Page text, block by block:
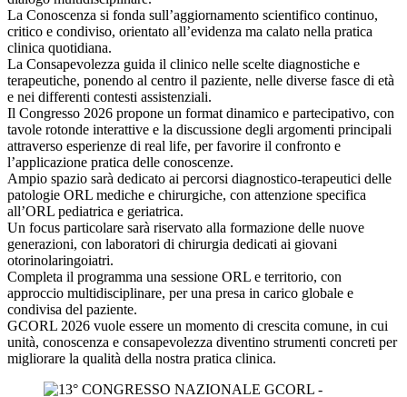
La Conoscenza si fonda sull’aggiornamento scientifico continuo,
critico e condiviso, orientato all’evidenza ma calato nella pratica
clinica quotidiana.
La Consapevolezza guida il clinico nelle scelte diagnostiche e
terapeutiche, ponendo al centro il paziente, nelle diverse fasce di età
e nei differenti contesti assistenziali.
Il Congresso 2026 propone un format dinamico e partecipativo, con
tavole rotonde interattive e la discussione degli argomenti principali
attraverso esperienze di real life, per favorire il confronto e
l’applicazione pratica delle conoscenze.
Ampio spazio sarà dedicato ai percorsi diagnostico-terapeutici delle
patologie ORL mediche e chirurgiche, con attenzione specifica
all’ORL pediatrica e geriatrica.
Un focus particolare sarà riservato alla formazione delle nuove
generazioni, con laboratori di chirurgia dedicati ai giovani
otorinolaringoiatri.
Completa il programma una sessione ORL e territorio, con
approccio multidisciplinare, per una presa in carico globale e
condivisa del paziente.
GCORL 2026 vuole essere un momento di crescita comune, in cui
unità, conoscenza e consapevolezza diventino strumenti concreti per
migliorare la qualità della nostra pratica clinica.